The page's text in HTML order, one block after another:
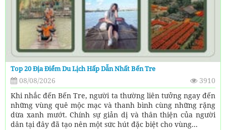
Top 20 Địa Điểm Du Lịch Hấp Dẫn Nhất Bến Tre
08/08/2026
3910
Khi nhắc đến Bến Tre, người ta thường liên tưởng ngay đến
những vùng quê mộc mạc và thanh bình cùng những rặng
dừa xanh mướt. Chính sự giản dị và thân thiện của người
dân tại đây đã tạo nên một sức hút đặc biệt cho vùng...